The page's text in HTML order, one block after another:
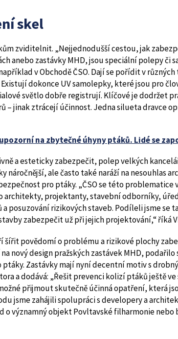
skel
zviditelnit. „Nejjednodušší cestou, jak
anebo zastávky MHD, jsou speciální polepy či
v Obchodě ČSO. Dají se pořídit v různých
dokonce UV samolepky, které jsou pro
světlo dobře registrují. Klíčové je dodržet
– jinak ztrácejí účinnost. Jedna silueta dravce
a esteticky zabezpečit, polep velkých
náročnější, ale často také naráží na nesouhlas
pro ptáky. „ČSO se této problematice
architekty, projektanty, stavební odborníky,
a posuzování rizikových staveb. Podíleli jsme se
zabezpečit už při jejich projektování,“ říká
šířit povědomí o problému a rizikové plochy
nový design pražských zastávek MHD,
Zastávky mají nyní decentní motiv s
a dodává: „Řešit prevenci kolizí ptáků ještě
přijmout skutečně účinná opatření, která
jsme zahájili spolupráci s developery a
o významný objekt Povltavské filharmonie nebo